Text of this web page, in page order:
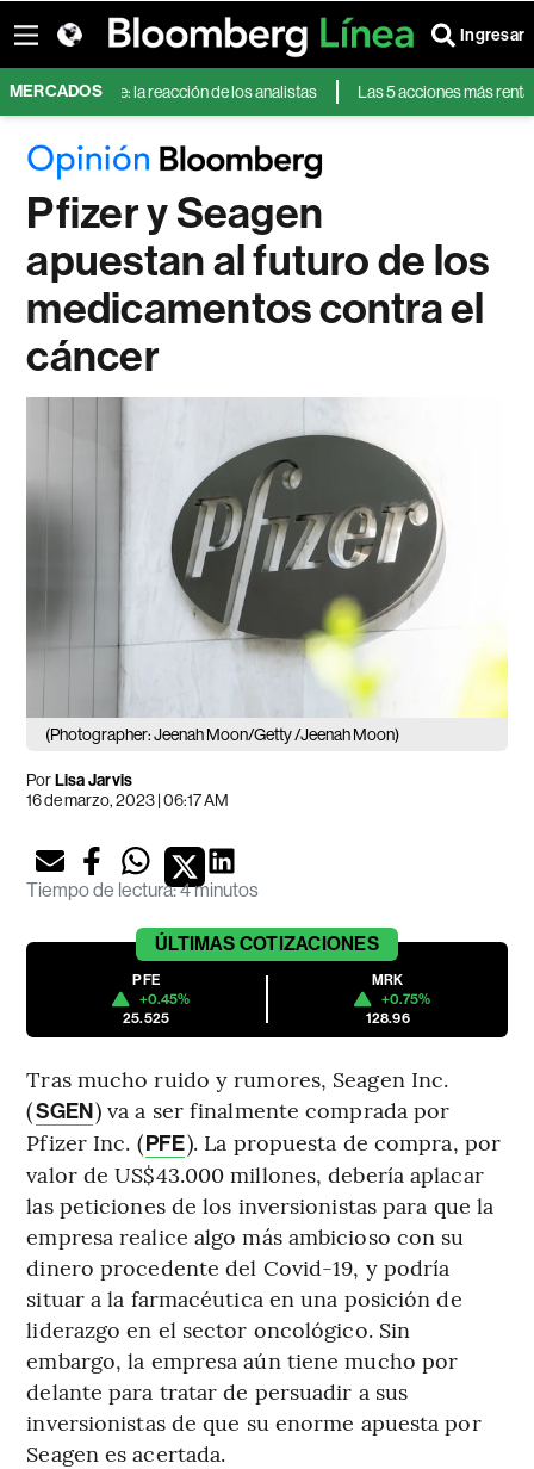
Ingresar
MERCADOS
balance: la reacción de los analistas Las 5 acciones más rentables
Pfizer y Seagen
apuestan al futuro de los
medicamentos contra el
cáncer
(Photographer: Jeenah Moon/Getty /Jeenah Moon)
PorLisa Jarvis
16 de marzo, 2023 | 06:17 AM
Tiempo de lectura:4 minutos
ÚLTIMAS COTIZACIONES
PFE
+0.45%
25.525
MRK
+0.75%
128.96
Tras mucho ruido y rumores, Seagen Inc.
(SGEN) va a ser finalmente comprada por
Pfizer Inc. (PFE). La propuesta de compra, por
valor de US$43.000 millones, debería aplacar
las peticiones de los inversionistas para que la
empresa realice algo más ambicioso con su
dinero procedente del Covid-19, y podría
situar a la farmacéutica en una posición de
liderazgo en el sector oncológico. Sin
embargo, la empresa aún tiene mucho por
delante para tratar de persuadir a sus
inversionistas de que su enorme apuesta por
Seagen es acertada.